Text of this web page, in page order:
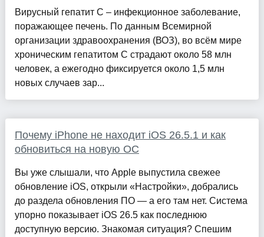
Вирусный гепатит С – инфекционное заболевание,
поражающее печень. По данным Всемирной
организации здравоохранения (ВОЗ), во всём мире
хроническим гепатитом C страдают около 58 млн
человек, а ежегодно фиксируется около 1,5 млн
новых случаев зар...
Почему iPhone не находит iOS 26.5.1 и как
обновиться на новую ОС
Вы уже слышали, что Apple выпустила свежее
обновление iOS, открыли «Настройки», добрались
до раздела обновления ПО — а его там нет. Система
упорно показывает iOS 26.5 как последнюю
доступную версию. Знакомая ситуация? Спешим